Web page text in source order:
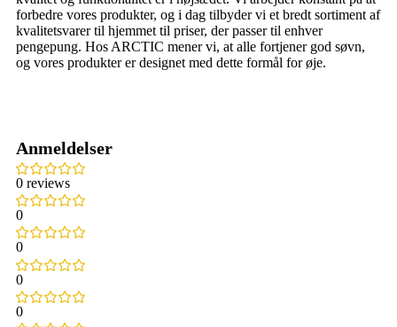
forbedre vores produkter, og i dag tilbyder vi et bredt sortiment af
kvalitetsvarer til hjemmet til priser, der passer til enhver
pengepung. Hos ARCTIC mener vi, at alle fortjener god søvn,
og vores produkter er designet med dette formål for øje.
Anmeldelser
0 reviews
0
0
0
0